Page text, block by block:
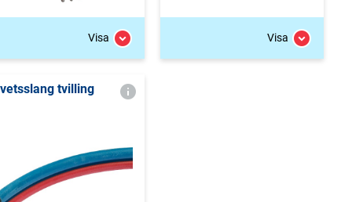
Visa Visa
tvilling